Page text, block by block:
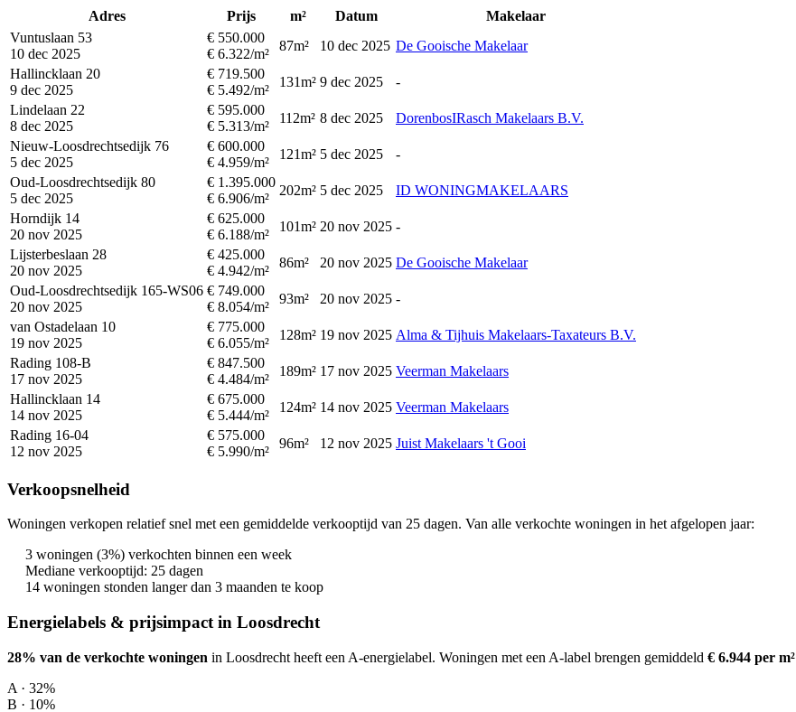
Adres Prijs m² Datum
Makelaar
Vuntuslaan 53
10 dec 2025
€ 550.000
€ 6.322/m²
87m² 10 dec 2025 De Gooische Makelaar
Hallincklaan 20
9 dec 2025
€ 719.500
€ 5.492/m²
131m² 9 dec 2025
-
Lindelaan 22
8 dec 2025
€ 595.000
€ 5.313/m²
112m² 8 dec 2025
DorenbosIRasch Makelaars B.V.
Nieuw-Loosdrechtsedijk 76
5 dec 2025
€ 600.000
€ 4.959/m²
121m² 5 dec 2025
-
Oud-Loosdrechtsedijk 80
5 dec 2025
€ 1.395.000
€ 6.906/m²
202m² 5 dec 2025
ID WONINGMAKELAARS
Horndijk 14
20 nov 2025
€ 625.000
€ 6.188/m²
101m² 20 nov 2025 -
Lijsterbeslaan 28
20 nov 2025
€ 425.000
€ 4.942/m²
86m² 20 nov 2025 De Gooische Makelaar
Oud-Loosdrechtsedijk 165-WS06
20 nov 2025
€ 749.000
€ 8.054/m²
93m² 20 nov 2025 -
van Ostadelaan 10
19 nov 2025
€ 775.000
€ 6.055/m²
128m² 19 nov 2025 Alma & Tijhuis Makelaars-Taxateurs B.V.
Rading 108-B
17 nov 2025
€ 847.500
€ 4.484/m²
189m² 17 nov 2025 Veerman Makelaars
Hallincklaan 14
14 nov 2025
€ 675.000
€ 5.444/m²
124m² 14 nov 2025 Veerman Makelaars
Rading 16-04
12 nov 2025
€ 575.000
€ 5.990/m²
96m² 12 nov 2025 Juist Makelaars 't Gooi
Verkoopsnelheid
Woningen verkopen relatief snel met een gemiddelde verkooptijd van 25 dagen. Van alle verkochte woningen in het afgelopen jaar:
3 woningen (3%) verkochten binnen een week
Mediane verkooptijd: 25 dagen
14 woningen stonden langer dan 3 maanden te koop
Energielabels & prijsimpact in Loosdrecht
28% van de verkochte woningen in Loosdrecht heeft een A-energielabel. Woningen met een A-label brengen gemiddeld € 6.944 per m²
A · 32%
B · 10%